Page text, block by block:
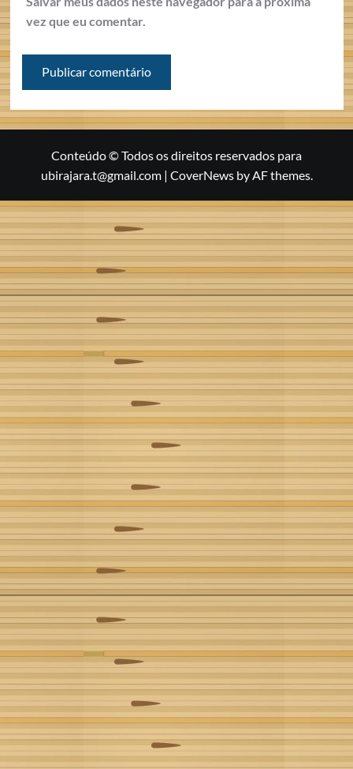
vez que eu comentar.
Conteúdo © Todos os direitos reservados para
ubirajara.t@gmail.com | CoverNewsby AF themes.